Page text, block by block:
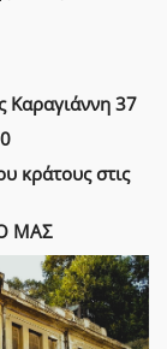
Καραγιάννη 37
κράτους στις
ΜΑΣ